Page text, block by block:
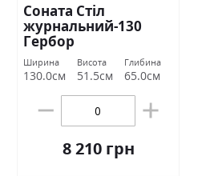
Соната Стіл
журнальний-130
Гербор
Ширина
130.0см
Висота
51.5см
Глибина
65.0см
8 210 грн